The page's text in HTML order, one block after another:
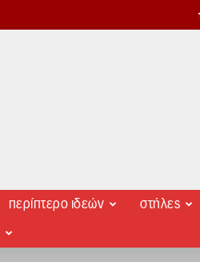
περίπτερο ιδεών στήλες